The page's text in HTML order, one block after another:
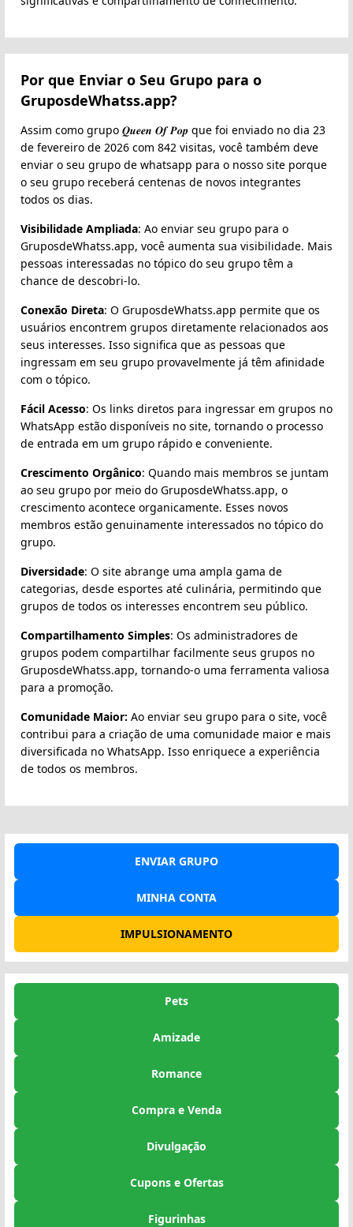
Por que Enviar o Seu Grupo para o
GruposdeWhatss.app?
Assim como grupo 𝑸𝒖𝒆𝒆𝒏 𝑶𝒇 𝑷𝒐𝒑 que foi enviado no dia 23
de fevereiro de 2026 com 842 visitas, você também deve
enviar o seu grupo de whatsapp para o nosso site porque
o seu grupo receberá centenas de novos integrantes
todos os dias.
Visibilidade Ampliada: Ao enviar seu grupo para o
GruposdeWhatss.app, você aumenta sua visibilidade. Mais
pessoas interessadas no tópico do seu grupo têm a
chance de descobri-lo.
Conexão Direta: O GruposdeWhatss.app permite que os
usuários encontrem grupos diretamente relacionados aos
seus interesses. Isso significa que as pessoas que
ingressam em seu grupo provavelmente já têm afinidade
com o tópico.
Fácil Acesso: Os links diretos para ingressar em grupos no
WhatsApp estão disponíveis no site, tornando o processo
de entrada em um grupo rápido e conveniente.
Crescimento Orgânico: Quando mais membros se juntam
ao seu grupo por meio do GruposdeWhatss.app, o
crescimento acontece organicamente. Esses novos
membros estão genuinamente interessados no tópico do
grupo.
Diversidade: O site abrange uma ampla gama de
categorias, desde esportes até culinária, permitindo que
grupos de todos os interesses encontrem seu público.
Compartilhamento Simples: Os administradores de
grupos podem compartilhar facilmente seus grupos no
GruposdeWhatss.app, tornando-o uma ferramenta valiosa
para a promoção.
Comunidade Maior: Ao enviar seu grupo para o site, você
contribui para a criação de uma comunidade maior e mais
diversificada no WhatsApp. Isso enriquece a experiência
de todos os membros.
ENVIAR GRUPO
MINHA CONTA
IMPULSIONAMENTO
Pets
Amizade
Romance
Compra e Venda
Divulgação
Cupons e Ofertas
Figurinhas